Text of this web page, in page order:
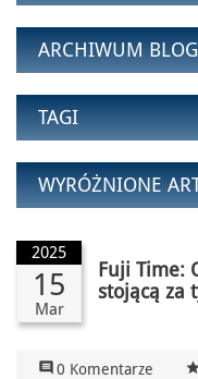
ARCHIWUM
TAGI
WYRÓŻNIONE
2025
15
Mar
Fuji Time:
stojącą za
 0 Komentarze